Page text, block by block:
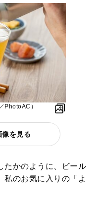
PhotoAC）
像を見る
たかのように、ビール
私のお気に入りの「よ